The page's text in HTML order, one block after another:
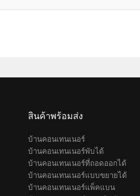
สินค้าพร้อมส่ง
บ้านคอนเทนเนอร์
บ้านคอนเทนเนอร์พับได้
บ้านคอนเทนเนอร์ที่ถอดออกได้
บ้านคอนเทนเนอร์แบบขยายได้
บ้านคอนเทนเนอร์แพ็คแบน